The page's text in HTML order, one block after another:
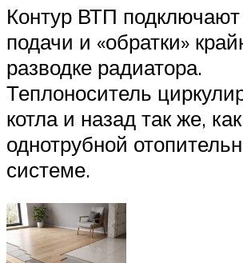
Контур ВТП подключают
подачи и «обратки»
разводке радиатора.
Теплоноситель
котла и назад так же,
однотрубной
системе.